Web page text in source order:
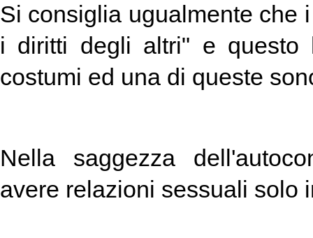
Si consiglia ugualmente che
i diritti degli altri" e questo
costumi ed una di queste
Nella saggezza
avere relazioni sessuali solo